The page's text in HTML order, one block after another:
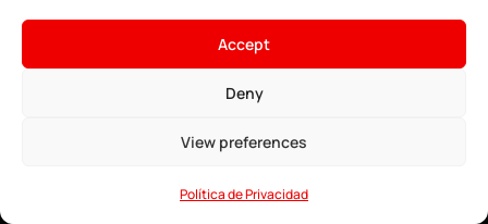
Accept
Deny
View preferences
Política de Privacidad
• Anti-DDoS para juegos